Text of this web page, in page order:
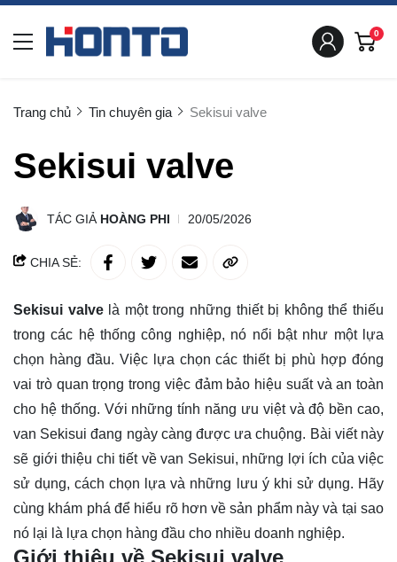
0
Trang chủ Tin chuyên gia Sekisui valve
Sekisui valve
TÁC GIẢ HOÀNG PHI 20/05/2026
CHIA SẺ:
Sekisui valvelà một trong những thiết bị không thể thiếu
trong các hệ thống công nghiệp, nó nổi bật như một lựa
chọn hàng đầu. Việc lựa chọn các thiết bị phù hợp đóng
vai trò quan trọng trong việc đảm bảo hiệu suất và an toàn
cho hệ thống. Với những tính năng ưu việt và độ bền cao,
van Sekisui đang ngày càng được ưa chuộng. Bài viết này
sẽ giới thiệu chi tiết về van Sekisui, những lợi ích của việc
sử dụng, cách chọn lựa và những lưu ý khi sử dụng. Hãy
cùng khám phá để hiểu rõ hơn về sản phẩm này và tại sao
nó lại là lựa chọn hàng đầu cho nhiều doanh nghiệp.
Giới thiệu về Sekisui valve